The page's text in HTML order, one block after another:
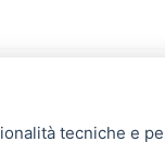
tecniche e